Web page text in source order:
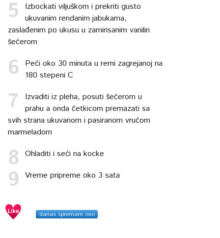
Izbockati viljuškom i prekriti gusto
ukuvanim rendanim jabukama,
zaslađenim po ukusu u zamirisanim vanilin
šećerom
Peći oko 30 minuta u rerni zagrejanoj na
180 stepeni C
Izvaditi iz pleha, posuti šećerom u
prahu a onda četkicom premazati sa
svih strana ukuvanom i pasiranom vrućom
marmeladom
Ohladiti i seći na kocke
Vreme pripreme oko 3 sata
danas spremam ovo